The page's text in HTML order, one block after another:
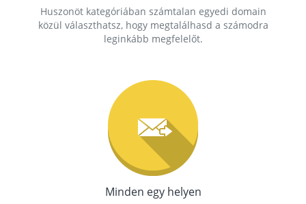
Huszonöt kategóriában számtalan egyedi domain
közül választhatsz, hogy megtalálhasd a számodra
leginkább megfelelőt.
Minden egy helyen